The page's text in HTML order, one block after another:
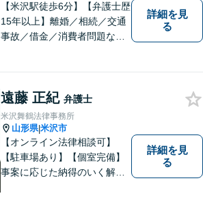
【米沢駅徒歩6分】【弁護士歴
15年以上】離婚／相続／交通
事故／借金／消費者問題な
詳細を見
る
遠藤 正紀 弁護士
米沢舞鶴法律事務所
山形県|米沢市
【オンライン法律相談可】
【駐車場あり】【個室完備】
事案に応じた納得のいく解決
詳細を見
る